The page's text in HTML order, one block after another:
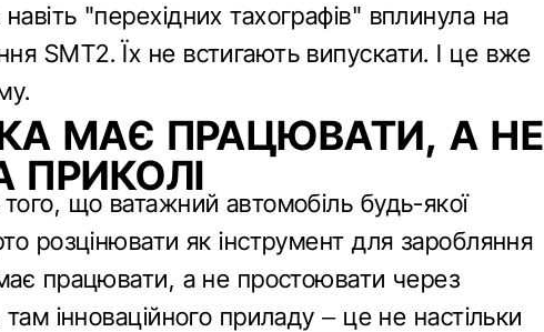
"перехідних тахографів" вплинула на
SMT2. Їх не встигають випускати. І це вже
МАЄ ПРАЦЮВАТИ, А НЕ
ПРИКОЛІ
що ватажний автомобіль будь-якої
розцінювати як інструмент для заробляння
працювати, а не простоювати через
там інноваційного приладу – це не настільки